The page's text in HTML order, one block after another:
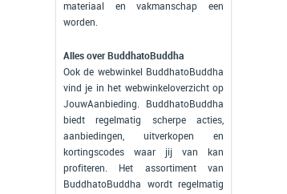
materiaal en vakmanschap een
worden.
Alles over BuddhatoBuddha
Ook de webwinkel BuddhatoBuddha
vind je in het webwinkeloverzicht op
JouwAanbieding. BuddhatoBuddha
biedt regelmatig scherpe acties,
aanbiedingen, uitverkopen en
kortingscodes waar jij van kan
profiteren. Het assortiment van
BuddhatoBuddha wordt regelmatig